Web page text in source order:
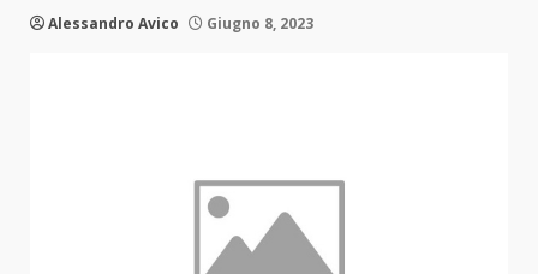
Alessandro Avico Giugno 8, 2023